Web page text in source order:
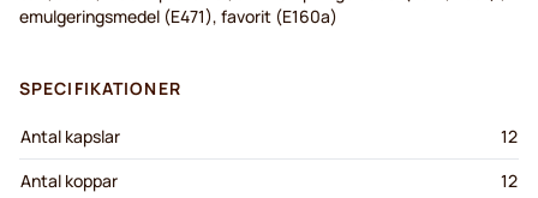
emulgeringsmedel (E471), favorit (E160a)
SPECIFIKATIONER
Antal kapslar
12
Antal koppar
12